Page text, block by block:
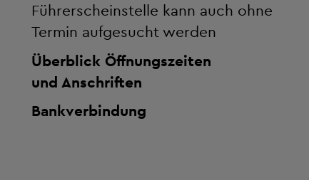
Führerscheinstelle kann auch ohne
Termin aufgesucht werden
Überblick Öffnungszeiten
und Anschriften
Bankverbindung